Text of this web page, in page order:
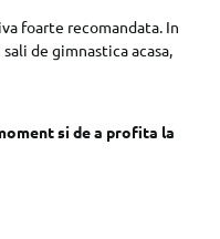
foarte recomandata. In
de gimnastica acasa,
si de a profita la